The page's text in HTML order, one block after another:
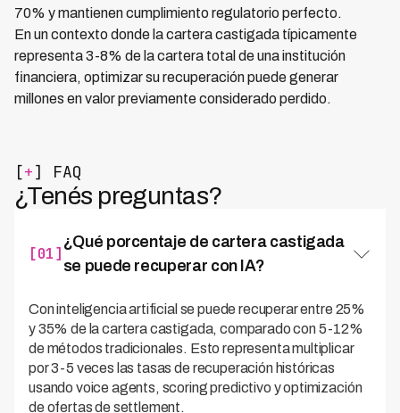
70% y mantienen cumplimiento regulatorio perfecto.
En un contexto donde la cartera castigada típicamente
representa 3-8% de la cartera total de una institución
financiera, optimizar su recuperación puede generar
millones en valor previamente considerado perdido.
[+] FAQ
¿Tenés preguntas?
[01]
¿Qué porcentaje de cartera castigada
se puede recuperar con IA?
Con inteligencia artificial se puede recuperar entre 25%
y 35% de la cartera castigada, comparado con 5-12%
de métodos tradicionales. Esto representa multiplicar
por 3-5 veces las tasas de recuperación históricas
usando voice agents, scoring predictivo y optimización
de ofertas de settlement.